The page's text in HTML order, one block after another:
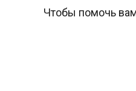
Чтобы помочь